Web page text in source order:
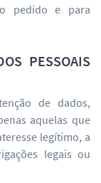
o pedido e para
PESSOAIS
de dados,
aquelas que
legítimo, a
legais ou